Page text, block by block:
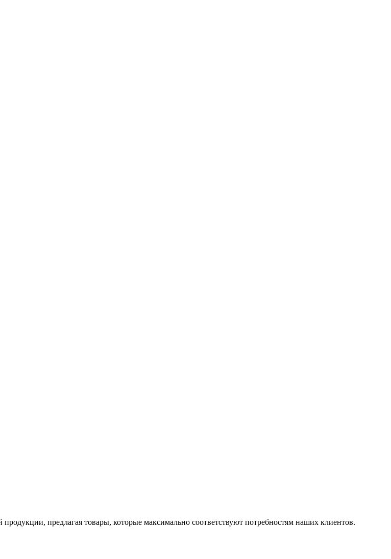
предлагая товары, которые максимально соответствуют потребностям наших клиентов.